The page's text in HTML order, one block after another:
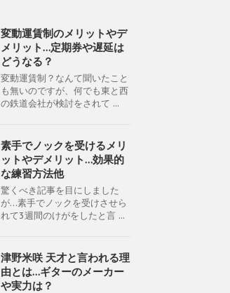
変動運賃制のメリットやデ
メリット…定期券や遅延は
どうなる？
変動運賃制？なんて聞いたこと
も無いのですが、何でも東と西
の鉄道会社が検討をされて ...
素手でノックを受けるメリ
ットやデメリット…効果的
な練習方法他
驚くべき記事を目にしました
が…素手でノックを受けさせら
れて3週間のけがをしたと言 ...
津野米咲 天才と言われる理
由とは…ギターのメーカー
や実力は？